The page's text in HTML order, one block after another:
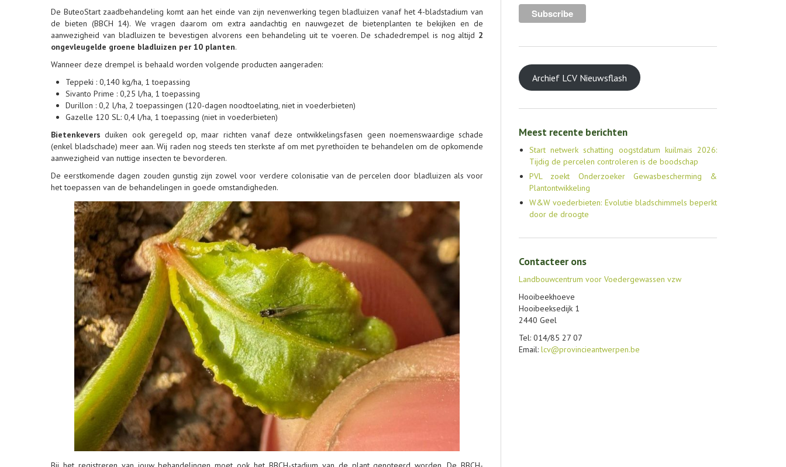
De ButeoStart zaadbehandeling komt aan het einde van zijn nevenwerking tegen bladluizen vanaf het 4-bladstadium van
de bieten (BBCH 14). We vragen daarom om extra aandachtig en nauwgezet de bietenplanten te bekijken en de
aanwezigheid van bladluizen te bevestigen alvorens een behandeling uit te voeren. De schadedrempel is nog altijd 2
ongevleugelde groene bladluizen per 10 planten.
Wanneer deze drempel is behaald worden volgende producten aangeraden:
Teppeki : 0,140 kg/ha, 1 toepassing
Sivanto Prime : 0,25 l/ha, 1 toepassing
Durillon : 0,2 l/ha, 2 toepassingen (120-dagen noodtoelating, niet in voederbieten)
Gazelle 120 SL: 0,4 l/ha, 1 toepassing (niet in voederbieten)
Bietenkevers duiken ook geregeld op, maar richten vanaf deze ontwikkelingsfasen geen noemenswaardige schade
(enkel bladschade) meer aan. Wij raden nog steeds ten sterkste af om met pyrethoïden te behandelen om de opkomende
aanwezigheid van nuttige insecten te bevorderen.
De eerstkomende dagen zouden gunstig zijn zowel voor verdere colonisatie van de percelen door bladluizen als voor
het toepassen van de behandelingen in goede omstandigheden.
Archief LCV Nieuwsflash
Meest recente berichten
Start netwerk schatting oogstdatum kuilmais 2026:
Tijdig de percelen controleren is de boodschap
PVL zoekt Onderzoeker Gewasbescherming &
Plantontwikkeling
W&W voederbieten: Evolutie bladschimmels beperkt
door de droogte
Contacteer ons
Landbouwcentrum voor Voedergewassen vzw
Hooibeekhoeve
Hooibeeksedijk 1
2440 Geel
Tel: 014/85 27 07
Email: lcv@provincieantwerpen.be